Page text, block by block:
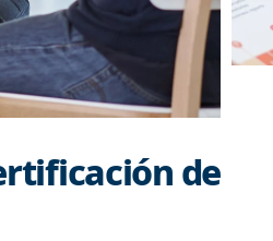
de